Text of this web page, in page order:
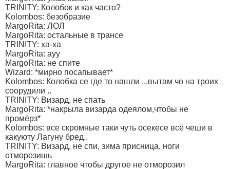
TRINITY: Колобок и как часто?
Kolombos: безобразие
MargoRita: ЛОЛ
MargoRita: остальные в трансе
TRINITY: ха-ха
MargoRita: ауу
MargoRita: не спите
Wizard: *мирно посапывает*
Kolombos: Колобка се где то нашли ...вытам чо на троих
соорудили ..
TRINITY: Визард, не спать
MargoRita: *накрыла визарда одеялом,чтобы не
промёрз*
Kolombos: все скромные таки чуть осекесе всё чеши в
какуюту Лагуну бред..
TRINITY: Визард, не спи, зима присница, ноги
отморозишь
MargoRita: главное чтобы другое не отморозил